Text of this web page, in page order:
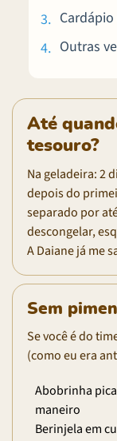
Outras
Até
tesouro?
Na geladeira: 2
depois do
separado por
descongelar,
A Daiane já me
Sem
Se você é do
(como eu era
Abobrinha
maneiro
Berinjela em